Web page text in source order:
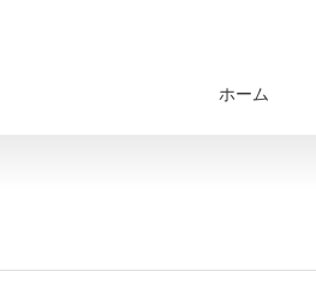
ホーム